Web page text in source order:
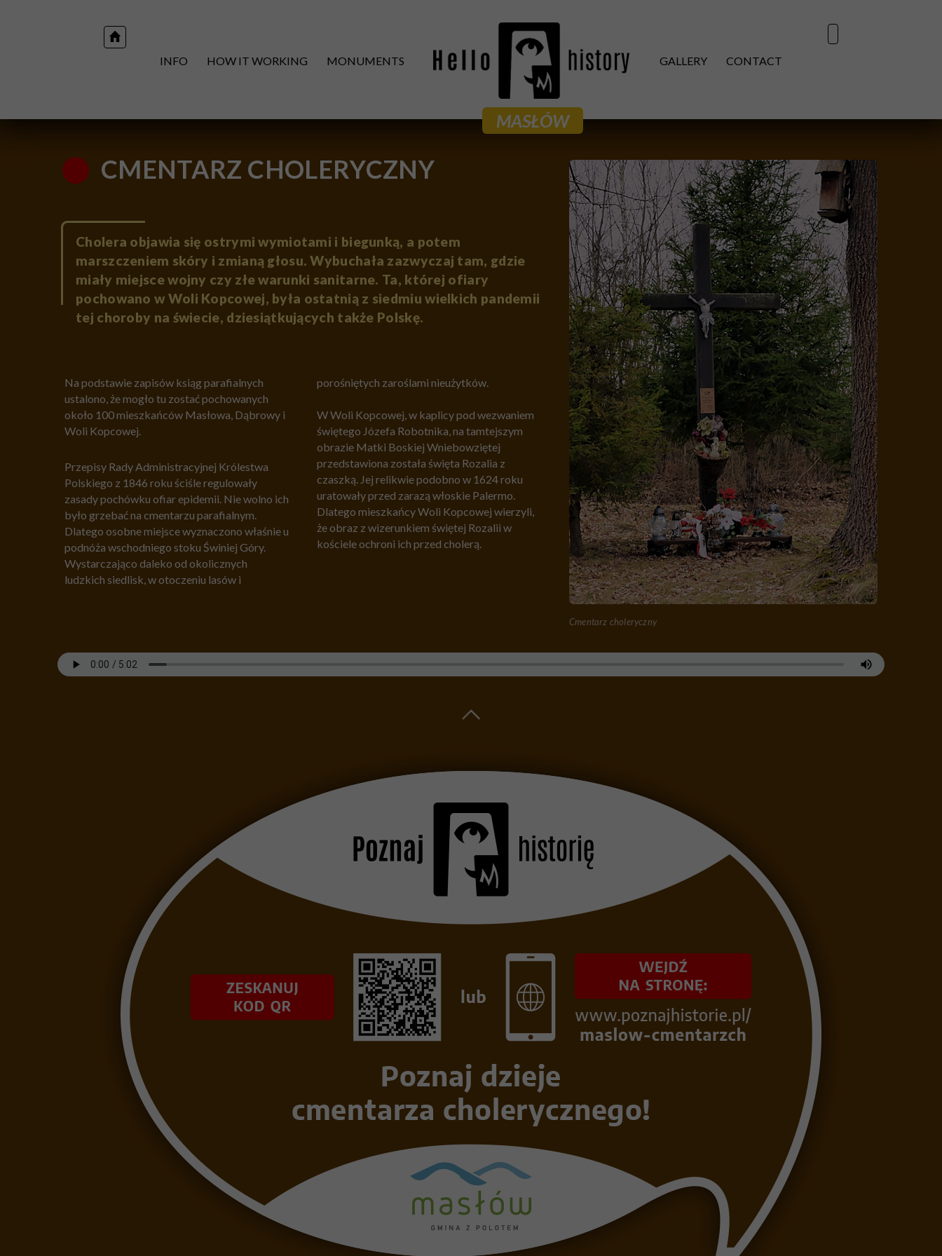
INFO HOW IT WORKING MONUMENTS
MASŁÓW
GALLERY CONTACT
CMENTARZ CHOLERYCZNY
Cholera objawia się ostrymi wymiotami i biegunką, a potem
marszczeniem skóry i zmianą głosu. Wybuchała zazwyczaj tam, gdzie
miały miejsce wojny czy złe warunki sanitarne. Ta, której ofiary
pochowano w Woli Kopcowej, była ostatnią z siedmiu wielkich pandemii
tej choroby na świecie, dziesiątkujących także Polskę.
Na podstawie zapisów ksiąg parafialnych
ustalono, że mogło tu zostać pochowanych
około 100 mieszkańców Masłowa, Dąbrowy i
Woli Kopcowej.
Przepisy Rady Administracyjnej Królestwa
Polskiego z 1846 roku ściśle regulowały
zasady pochówku ofiar epidemii. Nie wolno ich
było grzebać na cmentarzu parafialnym.
Dlatego osobne miejsce wyznaczono właśnie u
podnóża wschodniego stoku Świniej Góry.
Wystarczająco daleko od okolicznych
ludzkich siedlisk, w otoczeniu lasów i
porośniętych zaroślami nieużytków.
W Woli Kopcowej, w kaplicy pod wezwaniem
świętego Józefa Robotnika, na tamtejszym
obrazie Matki Boskiej Wniebowziętej
przedstawiona została święta Rozalia z
czaszką. Jej relikwie podobno w 1624 roku
uratowały przed zarazą włoskie Palermo.
Dlatego mieszkańcy Woli Kopcowej wierzyli,
że obraz z wizerunkiem świętej Rozalii w
kościele ochroni ich przed cholerą.
Cmentarz choleryczny